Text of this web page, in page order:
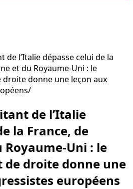
de l’Italie dépasse celui de la
et du Royaume-Uni : le
donne une leçon aux
de l’Italie
la France, de
Royaume-Uni : le
droite donne une
européens